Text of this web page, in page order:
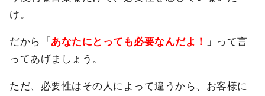
け。
だから 「 あなたにとっても必要なんだよ！ 」 って言
ってあげましょう。
ただ、必要性はその人によって違うから、お客様に